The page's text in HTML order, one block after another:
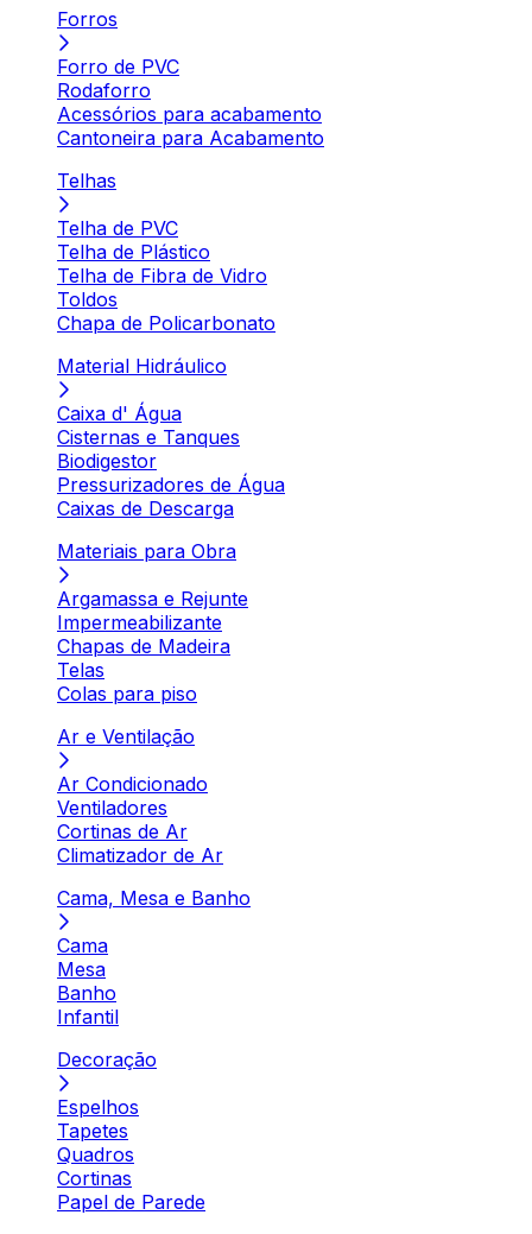
Forros
Forro de PVC
Rodaforro
Acessórios para acabamento
Cantoneira para Acabamento
Telhas
Telha de PVC
Telha de Plástico
Telha de Fibra de Vidro
Toldos
Chapa de Policarbonato
Material Hidráulico
Caixa d' Água
Cisternas e Tanques
Biodigestor
Pressurizadores de Água
Caixas de Descarga
Materiais para Obra
Argamassa e Rejunte
Impermeabilizante
Chapas de Madeira
Telas
Colas para piso
Ar e Ventilação
Ar Condicionado
Ventiladores
Cortinas de Ar
Climatizador de Ar
Cama, Mesa e Banho
Cama
Mesa
Banho
Infantil
Decoração
Espelhos
Tapetes
Quadros
Cortinas
Papel de Parede